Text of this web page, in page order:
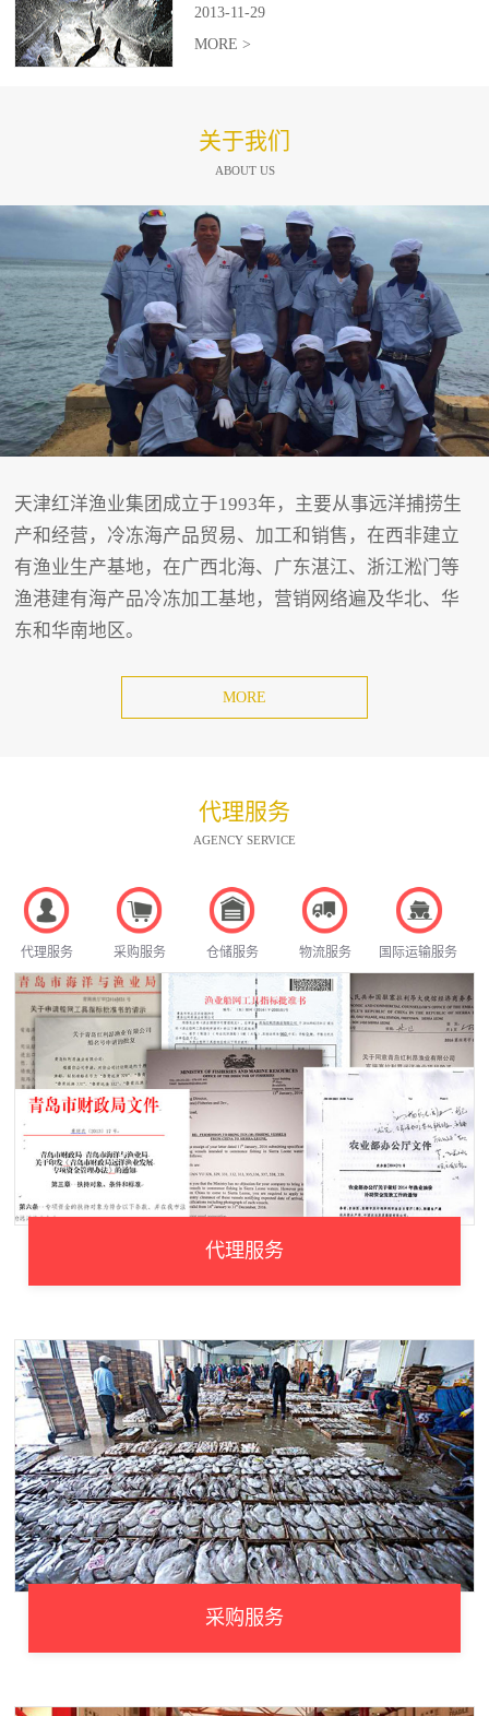
2013-11-29
MORE >
关于我们
ABOUT US
天津红洋渔业集团成立于1993年，主要从事远洋捕捞生
产和经营，冷冻海产品贸易、加工和销售，在西非建立
有渔业生产基地，在广西北海、广东湛江、浙江淞门等
渔港建有海产品冷冻加工基地，营销网络遍及华北、华
东和华南地区。
MORE
代理服务
AGENCY SERVICE
代理服务 采购服务 仓储服务 物流服务 国际运输服务
代理服务
采购服务